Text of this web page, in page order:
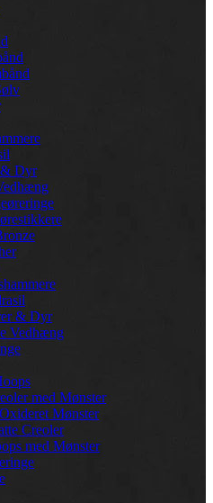
& Dyr
& Dyr
Vedhæng
med Mønster
Mønster
Creoler
med Mønster